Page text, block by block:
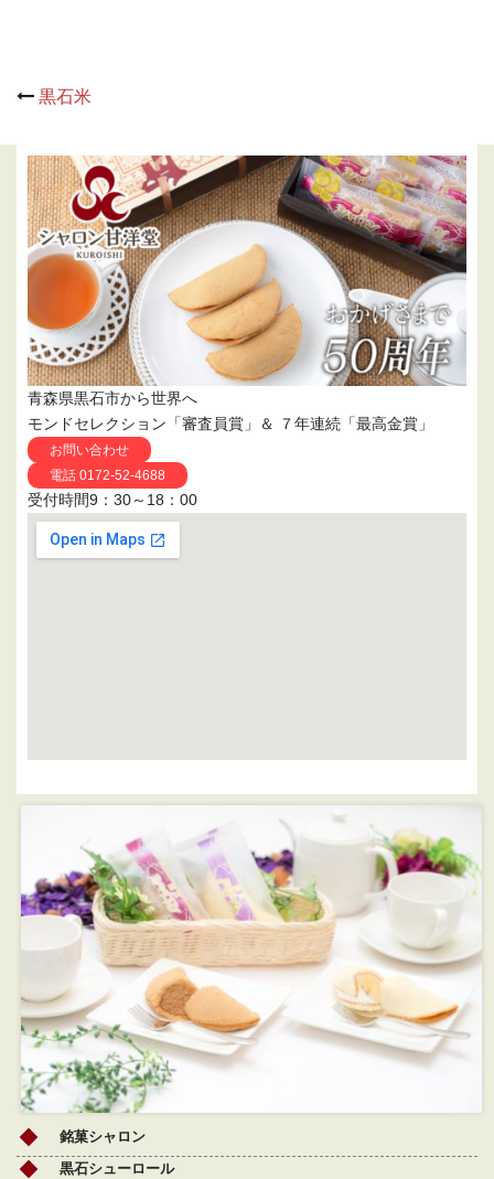
Post
黒石米
青森県黒石市から世界へ
モンドセレクション「審査員賞」＆ ７年連続「最高金賞」
お問い合わせ
電話 0172-52-4688
受付時間9：30～18：00
銘菓シャロン
黒石シューロール